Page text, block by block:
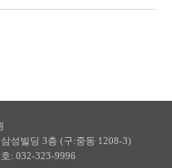
성빌딩 3층 (구:중동 1208-3)
: 032-323-9996